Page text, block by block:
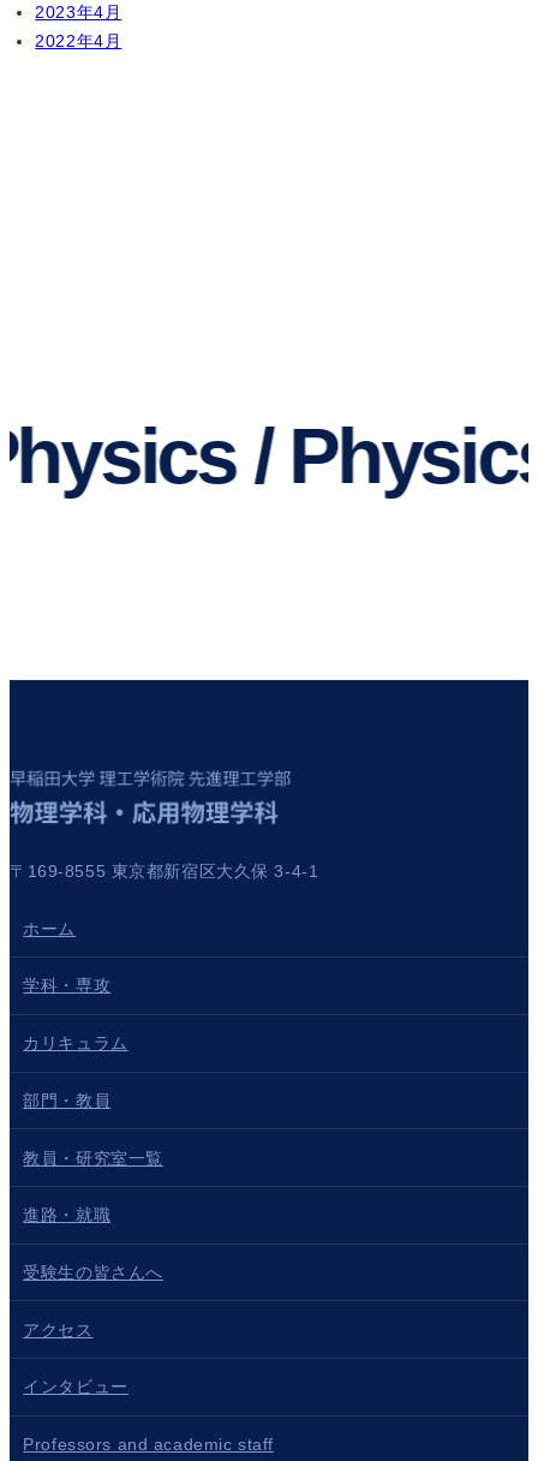
2023年4月
2022年4月
/
〒169-8555 東京都新宿区大久保 3-4-1
ホーム
学科・専攻
カリキュラム
部門・教員
教員・研究室一覧
進路・就職
受験生の皆さんへ
アクセス
インタビュー
Professors and academic staff